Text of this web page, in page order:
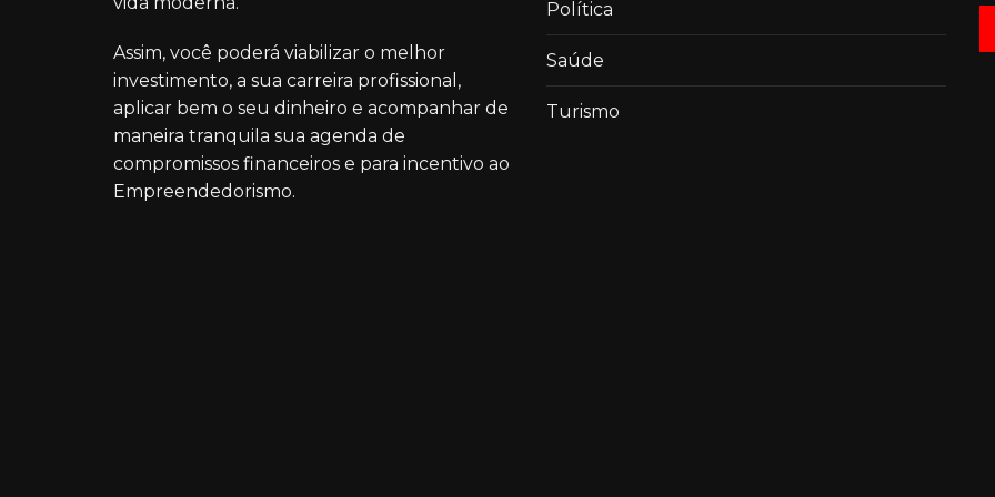
Assim, você poderá viabilizar o melhor
investimento, a sua carreira profissional,
aplicar bem o seu dinheiro e acompanhar de
maneira tranquila sua agenda de
compromissos financeiros e para incentivo ao
Empreendedorismo.
Política
Saúde
Turismo